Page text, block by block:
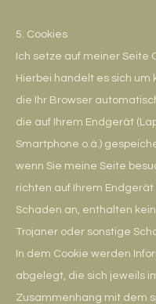
5. Cookies
Ich setze auf meiner Seite
Hierbei handelt es sich um
die Ihr Browser
die auf Ihrem Endgerät
Smartphone o.ä.)
wenn Sie meine Seite
richten auf Ihrem Endgerät
Schaden an, enthalten
Trojaner oder sonstige
In dem Cookie werden
abgelegt, die sich jeweils
Zusammenhang mit dem